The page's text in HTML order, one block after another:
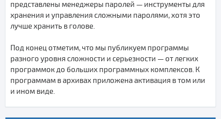
представлены менеджеры паролей — инструменты для
хранения и управления сложными паролями, хотя это
лучше хранить в голове.
Под конец отметим, что мы публикуем программы
разного уровня сложности и серьезности — от легких
программок до больших программных комплексов. К
программам в архивах приложена активация в том или
и ином виде.